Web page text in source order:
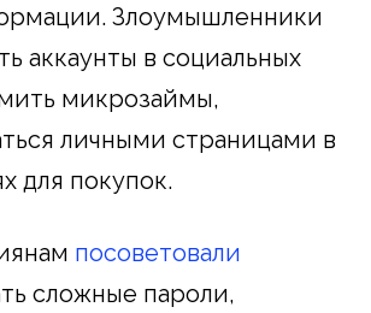
Злоумышленники
аккаунты в социальных
микрозаймы,
личными страницами в
для покупок.
посоветовали
сложные пароли,